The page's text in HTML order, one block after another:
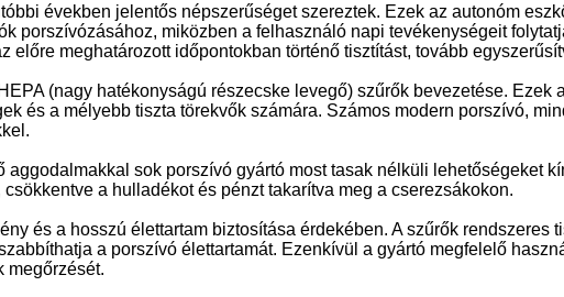
években jelentős népszerűséget szereztek. Ezek az autonóm
porszívózásához, miközben a felhasználó napi tevékenységeit
meghatározott időpontokban történő tisztítást, tovább
(nagy hatékonyságú részecske levegő) szűrők bevezetése. Ezek
és a mélyebb tiszta törekvők számára. Számos modern porszívó,
sok porszívó gyártó most tasak nélküli lehetőségeket
a hulladékot és pénzt takarítva meg a cserezsákokon.
és a hosszú élettartam biztosítása érdekében. A szűrők rendszeres
a porszívó élettartamát. Ezenkívül a gyártó megfelelő
megőrzését.